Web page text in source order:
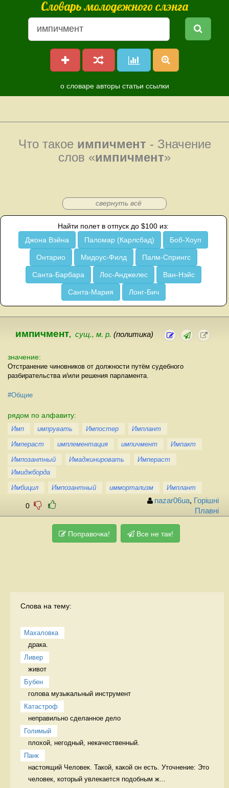
Словарь молодежного слэнга
о словаре авторы статьи ссылки
Что такое импичмент - Значение
слов «импичмент»
свернуть всё
Найти полет в отпуск до $100 из:
Джона Вэйна
Паломар (Карлсбад) Боб-Хоуп
Онтарио Мидоус-Филд Палм-Спрингс
Санта-Барбара Лос-Анджелес Ван-Нэйс
Санта-Мария Лонг-Бич
импичмент, сущ., м. р. (политика)
значение:
Отстранение чиновников от должности путём судебного
разбирательства и/или решения парламента.
#Общие
рядом по алфавиту:
Имп импрувать Импостер
Имплант
Импераст
имплементация импичмент
Импакт
Импозантный
Имаджинировать
Импераст
Имиджборда
Имбицил
Импозантный иммортализм Имплант
0
nazar06ua, Горішні
Плавні
Поправочка! Все не так!
Слова на тему:
Махаловка
драка.
Ливер
живот
Бубен
голова музыкальный инструмент
Катастроф
неправильно сделанное дело
Голимый
плохой, негодный, некачественный.
Панк
настоящий Человек. Такой, какой он есть. Уточнение: Это
человек, который увлекается подобным ж...